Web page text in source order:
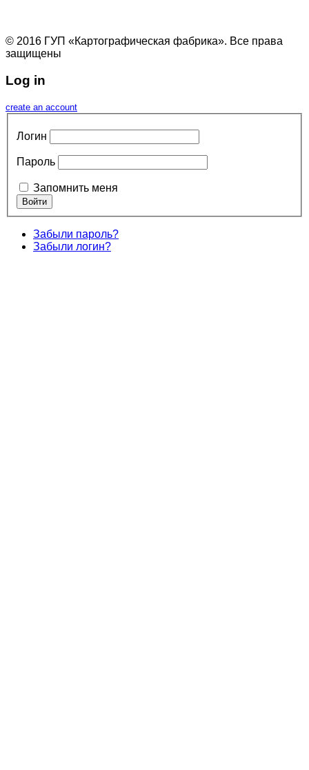
© 2016 ГУП «Картографическая фабрика». Все права
защищены
Log in
create an account
Логин
Пароль
Запомнить меня
Забыли пароль?
Забыли логин?